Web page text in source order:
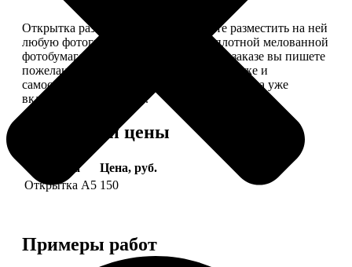
Открытка размером 10*15, вы можете разместить на ней
любую фотографию. Печатается на плотной мелованной
фотобумаге плотностью 300 г/м2. При заказе вы пишете
пожелание, мы его напечатаем на открытке и
самостоятельно отправим адресату (доставка уже
включена в стоимость).
Форматы и цены
Услуга
Цена, руб.
Открытка А5 150
Примеры работ